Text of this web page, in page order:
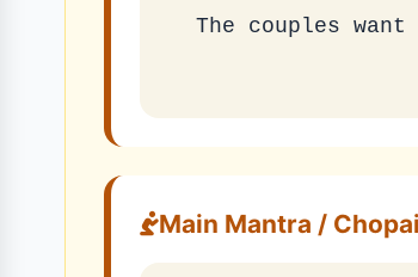
The couples
Main Mantra / Chopai